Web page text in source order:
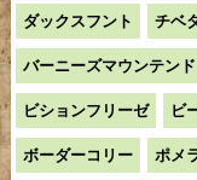
ダックスフント チベ
バーニーズマウンテン
ビションフリーゼ ビ
ボーダーコリー ポメ